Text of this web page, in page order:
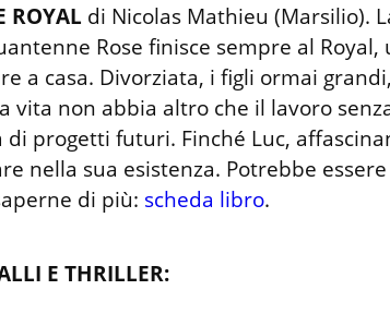
ROYAL di Nicolas Mathieu (Marsilio).
Rose finisce sempre al Royal,
a casa. Divorziata, i figli ormai
vita non abbia altro che il lavoro
di progetti futuri. Finché Luc,
nella sua esistenza. Potrebbe
di più: scheda libro.
E THRILLER: